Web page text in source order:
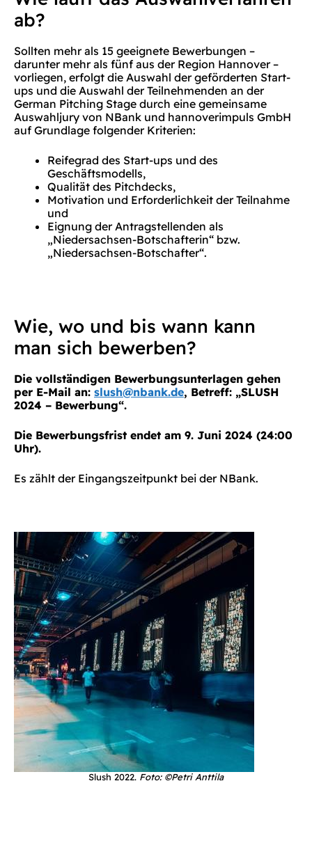
ab?
Sollten mehr als 15 geeignete Bewerbungen –
darunter mehr als fünf aus der Region Hannover –
vorliegen, erfolgt die Auswahl der geförderten Start-
ups und die Auswahl der Teilnehmenden an der
German Pitching Stage durch eine gemeinsame
Auswahljury von NBank und hannoverimpuls GmbH
auf Grundlage folgender Kriterien:
Reifegrad des Start-ups und des
Geschäftsmodells,
Qualität des Pitchdecks,
Motivation und Erforderlichkeit der Teilnahme
und
Eignung der Antragstellenden als
„Niedersachsen-Botschafterin“ bzw.
„Niedersachsen-Botschafter“.
Wie, wo und bis wann kann
man sich bewerben?
Die vollständigen Bewerbungsunterlagen gehen
per E-Mail an: slush@nbank.de, Betreff: „SLUSH
2024 – Bewerbung“.
Die Bewerbungsfrist endet am 9. Juni 2024 (24:00
Uhr).
Es zählt der Eingangszeitpunkt bei der NBank.
Slush 2022. Foto: ©Petri Anttila